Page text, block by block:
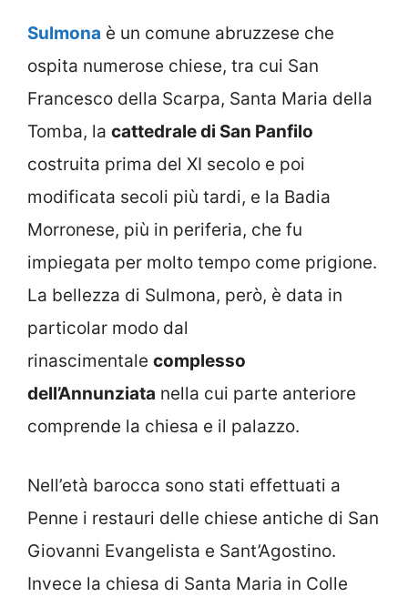
Sulmona è un comune abruzzese che
ospita numerose chiese, tra cui San
Francesco della Scarpa, Santa Maria della
Tomba, la cattedrale di San Panfilo
costruita prima del XI secolo e poi
modificata secoli più tardi, e la Badia
Morronese, più in periferia, che fu
impiegata per molto tempo come prigione.
La bellezza di Sulmona, però, è data in
particolar modo dal
rinascimentale complesso
dell’Annunziata nella cui parte anteriore
comprende la chiesa e il palazzo.
Nell’età barocca sono stati effettuati a
Penne i restauri delle chiese antiche di San
Giovanni Evangelista e Sant’Agostino.
Invece la chiesa di Santa Maria in Colle